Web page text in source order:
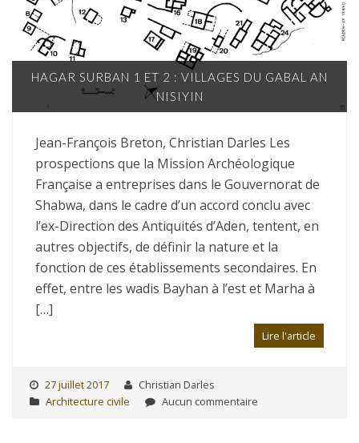
HAGAR SURBAN 1 ET 2 : VILLAGES DU GABAL AN
NISIYIN
Jean-François Breton, Christian Darles Les
prospections que la Mission Archéologique
Française a entreprises dans le Gouvernorat de
Shabwa, dans le cadre d’un accord conclu avec
l’ex-Direction des Antiquités d’Aden, tentent, en
autres objectifs, de définir la nature et la
fonction de ces établissements secondaires. En
effet, entre les wadis Bayhan à l’est et Marha à
[…]
Lire l'article
27 juillet 2017
Christian Darles
Architecture civile
Aucun commentaire